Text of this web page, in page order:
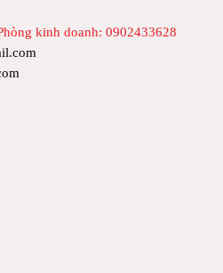
kinh doanh: 0902433628